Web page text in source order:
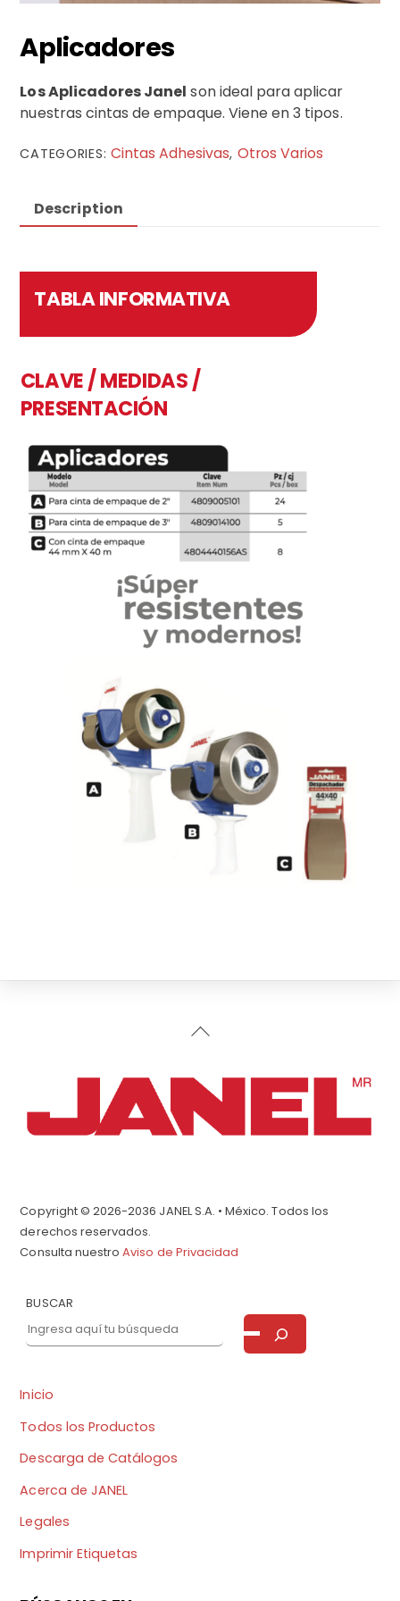
Aplicadores
Los Aplicadores Janel son ideal para aplicar
nuestras cintas de empaque. Viene en 3 tipos.
CATEGORIES:Cintas Adhesivas, Otros Varios
Description
TABLA INFORMATIVA
CLAVE / MEDIDAS /
PRESENTACIÓN
Back
Copyright © 2026-2036 JANEL S.A. • México. Todos los
derechos reservados.
Consulta nuestroAviso de Privacidad
BUSCAR
Inicio
Todos los Productos
Descarga de Catálogos
Acerca de JANEL
Legales
Imprimir Etiquetas